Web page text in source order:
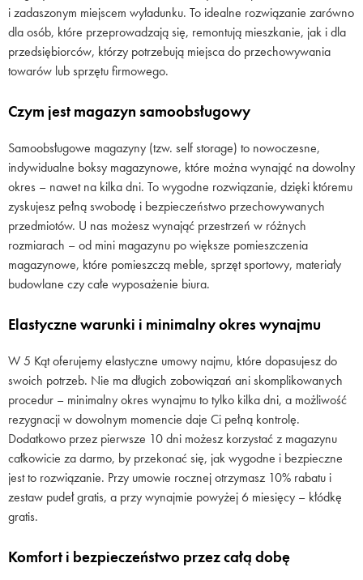
i zadaszonym miejscem wyładunku. To idealne rozwiązanie zarówno
dla osób, które przeprowadzają się, remontują mieszkanie, jak i dla
przedsiębiorców, którzy potrzebują miejsca do przechowywania
towarów lub sprzętu firmowego.
Czym jest magazyn samoobsługowy
Samoobsługowe magazyny (tzw. self storage) to nowoczesne,
indywidualne boksy magazynowe, które można wynająć na dowolny
okres – nawet na kilka dni. To wygodne rozwiązanie, dzięki któremu
zyskujesz pełną swobodę i bezpieczeństwo przechowywanych
przedmiotów. U nas możesz wynająć przestrzeń w różnych
rozmiarach – od mini magazynu po większe pomieszczenia
magazynowe, które pomieszczą meble, sprzęt sportowy, materiały
budowlane czy całe wyposażenie biura.
Elastyczne warunki i minimalny okres wynajmu
W 5 Kąt oferujemy elastyczne umowy najmu, które dopasujesz do
swoich potrzeb. Nie ma długich zobowiązań ani skomplikowanych
procedur – minimalny okres wynajmu to tylko kilka dni, a możliwość
rezygnacji w dowolnym momencie daje Ci pełną kontrolę.
Dodatkowo przez pierwsze 10 dni możesz korzystać z magazynu
całkowicie za darmo, by przekonać się, jak wygodne i bezpieczne
jest to rozwiązanie. Przy umowie rocznej otrzymasz 10% rabatu i
zestaw pudeł gratis, a przy wynajmie powyżej 6 miesięcy – kłódkę
gratis.
Komfort i bezpieczeństwo przez całą dobę